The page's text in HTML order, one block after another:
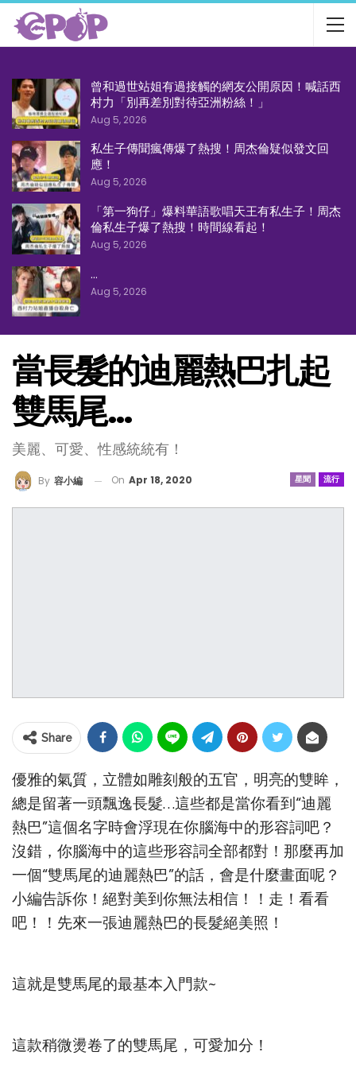
曾和過世站姐有過接觸的網友公開原因！喊話西
村力「別再差別對待亞洲粉絲！」
Aug 5, 2026
私生子傳聞瘋傳爆了熱搜！周杰倫疑似發文回
應！
Aug 5, 2026
「第一狗仔」爆料華語歌唱天王有私生子！周杰
倫私生子爆了熱搜！時間線看起！
Aug 5, 2026
…
Aug 5, 2026
當長髮的迪麗熱巴扎起
雙馬尾…
美麗、可愛、性感統統有！
星聞 流行
By 容小編 On Apr 18, 2020
Share
優雅的氣質，立體如雕刻般的五官，明亮的雙眸，
總是留著一頭飄逸長髮…這些都是當你看到“迪麗
熱巴”這個名字時會浮現在你腦海中的形容詞吧？
沒錯，你腦海中的這些形容詞全部都對！那麼再加
一個“雙馬尾的迪麗熱巴”的話，會是什麼畫面呢？
小編告訴你！絕對美到你無法相信！！走！看看
吧！！先來一張迪麗熱巴的長髮絕美照！
這就是雙馬尾的最基本入門款~
這款稍微燙卷了的雙馬尾，可愛加分！